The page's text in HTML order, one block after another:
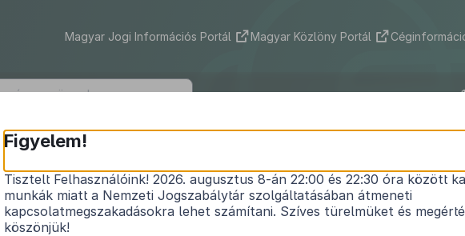
Magyar Jogi Információs Portál Magyar Közlöny Portál
2011. évi CLXXVI. törvény
az egyes egészségügyi tárgyú törvények
Hatályos: 2014. 01. 02. – 2014. 01. 02.
Figyelem!
Tisztelt Felhasználóink! 2026. augusztus 8-án 22:00 és 22:30 óra között
munkák miatt a Nemzeti Jogszabálytár szolgáltatásában átmeneti
kapcsolatmegszakadásokra lehet számítani. Szíves türelmüket és
köszönjük!